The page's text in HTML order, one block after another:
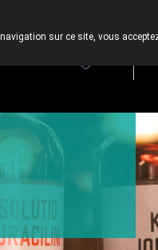
sur ce site, vous